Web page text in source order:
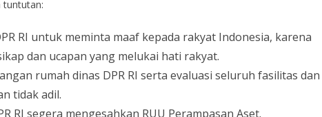
tuntutan:
RI untuk meminta maaf kepada rakyat Indonesia, karena
dan ucapan yang melukai hati rakyat.
rumah dinas DPR RI serta evaluasi seluruh fasilitas dan
tidak adil.
RI segera mengesahkan RUU Perampasan Aset.